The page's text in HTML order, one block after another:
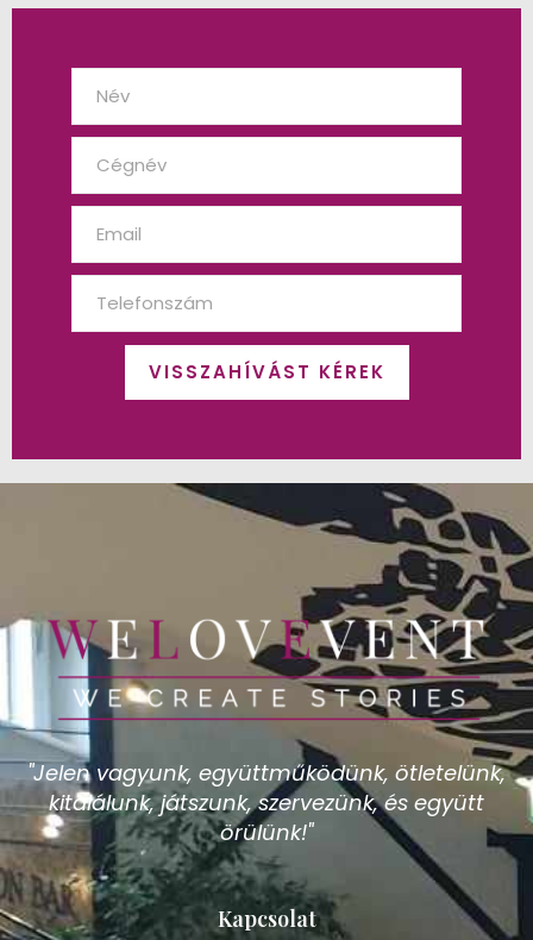
VISSZAHÍVÁST KÉREK
"Jelen vagyunk, együttműködünk, ötletelünk,
kitalálunk, játszunk, szervezünk, és együtt
örülünk!"
Kapcsolat